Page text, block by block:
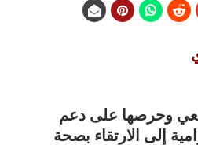
وحرصها على دعم
إلى الارتقاء بصحة